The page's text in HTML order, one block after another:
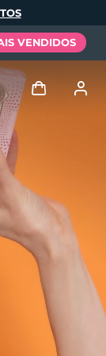
VENDIDOS
de usuário
aparelhos
pedidos
endereços
subscrições